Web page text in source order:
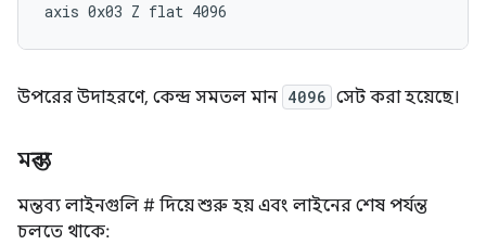
উপরের উদাহরণে, কেন্দ্র সমতল মান 4096 সেট করা হয়েছে।
মন্তব্য
মন্তব্য লাইনগুলি # দিয়ে শুরু হয় এবং লাইনের শেষ পর্যন্ত
চলতে থাকে: